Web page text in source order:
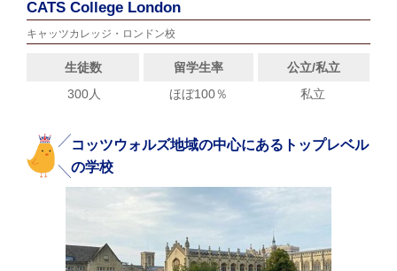
CATS College London
キャッツカレッジ・ロンドン校
生徒数 留学生率
公立/私立
300人
ほぼ100％ 私立
コッツウォルズ地域の中心にあるトップレベル
の学校